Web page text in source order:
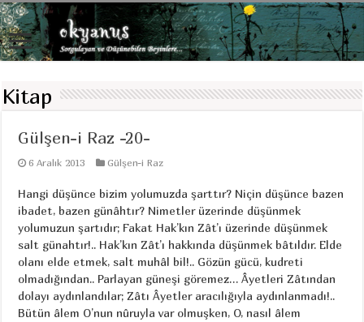
Kitap
Gülşen-i Raz -20-
6 Aralık 2013 Gülşen-i Raz
Hangi düşünce bizim yolumuzda şarttır? Niçin düşünce bazen
ibadet, bazen günâhtır? Nimetler üzerinde düşünmek
yolumuzun şartıdır; Fakat Hak’kın Zât’ı üzerinde düşünmek
salt günahtır!.. Hak’kın Zât’ı hakkında düşünmek bâtıldır. Elde
olanı elde etmek, salt muhâl bil!.. Gözün gücü, kudreti
olmadığından.. Parlayan güneşi göremez… Âyetleri Zâtından
dolayı aydınlandılar; Zâtı Âyetler aracılığıyla aydınlanmadı!..
Bütün âlem O’nun nûruyla var olmuşken, O, nasıl âlem